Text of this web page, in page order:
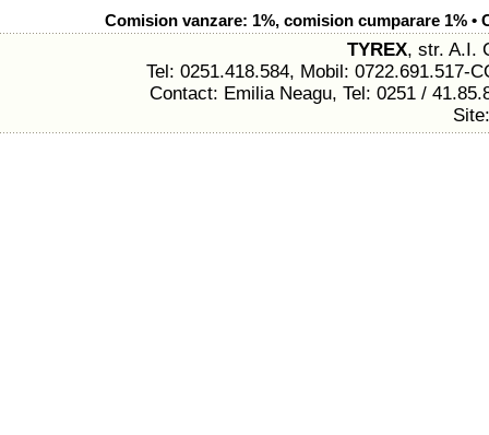
Comision vanzare: 1%, comision cumparare 1%
TYREX, str. A.I.
Tel: 0251.418.584, Mobil: 0722.691.517-
Contact: Emilia Neagu, Tel: 0251 /